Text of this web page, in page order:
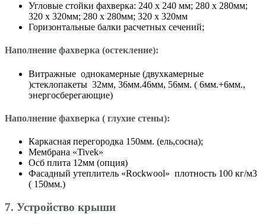
Угловые стойки фахверка: 240 х 240 мм; 280 х 280мм;
320 х 320мм; 280 х 280мм; 320 х 320мм
Горизонтальные балки расчетных сечений;
Наполнение фахверка (остекление):
Витражные однокамерные (двухкамерные
)стеклопакеты 32мм, 36мм.46мм, 56мм. ( 6мм.+6мм.,
энергосберегающие)
Наполнение фахверка ( глухие стены):
Каркасная перегородка 150мм. (ель,сосна);
Мембрана «Tivek»
Осб плита 12мм (опция)
Фасадный утеплитель «Roсkwool» плотность 100 кг/м3
( 150мм.)
7. Устройство крыши